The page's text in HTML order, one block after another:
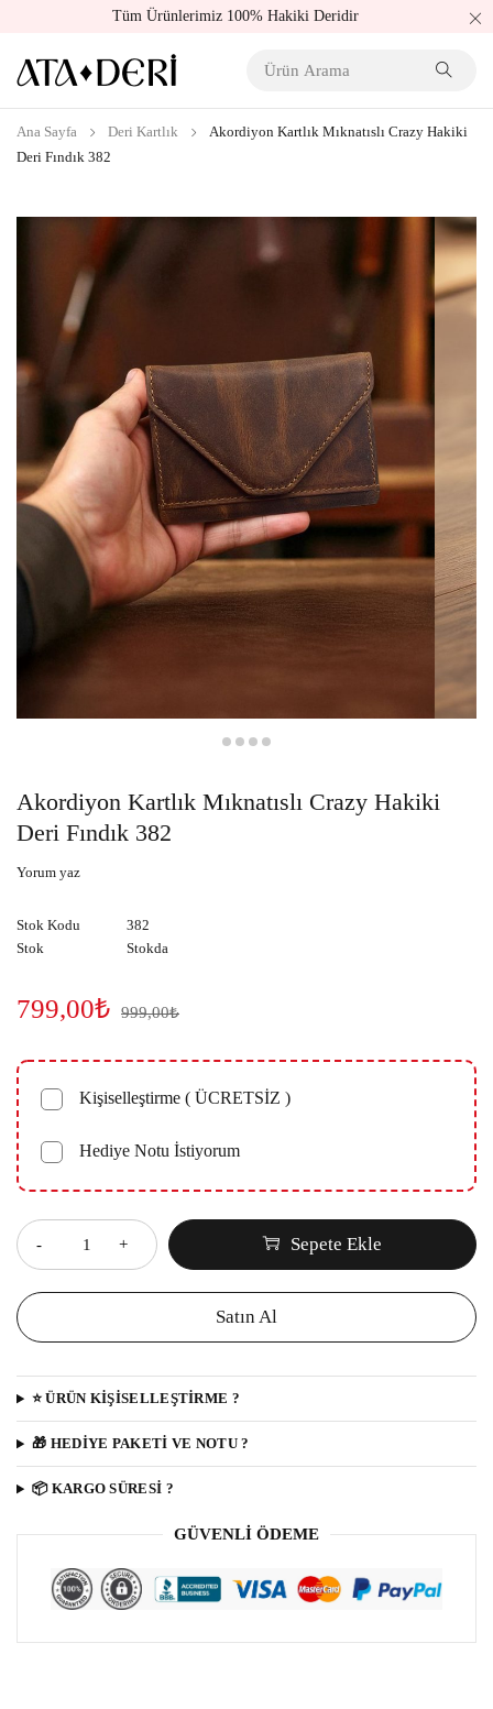
Tüm Ürünlerimiz 100% Hakiki Deridir
Ana Sayfa Deri Kartlık
Akordiyon Kartlık Mıknatıslı Crazy Hakiki
Deri Fındık 382
Akordiyon Kartlık Mıknatıslı Crazy Hakiki
Deri Fındık 382
Yorum yaz
Stok Kodu
382
Stok
Stokda
999,00₺
799,00₺
Kişiselleştirme ( ÜCRETSİZ )
Hediye Notu İstiyorum
Sepete Ekle
Satın Al
⭐️ ÜRÜN KIŞISELLEŞTIRME ?
️🎁 HEDİYE PAKETİ VE NOTU ?
️📦 KARGO SÜRESİ ?
GÜVENLI ÖDEME